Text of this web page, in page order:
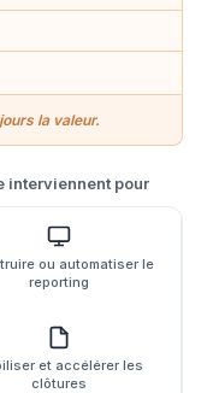
la valeur.
interviennent pour
ou automatiser le
reporting
et accélérer les
clôtures